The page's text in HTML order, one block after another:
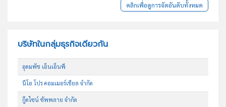
คลิกเพื่อดูการจัดอันดับทั้งหมด
บริษัทในกลุ่มธุรกิจเดียวกัน
อุดมพัช เอ็นเอ็นพี
นีโอ โปร คอมเมอร์เชียล จำกัด
กู๊ดไซน์ ซัพพลาย จำกัด